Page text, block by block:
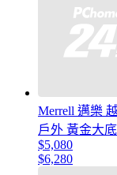
Merrell 邁樂
戶外 黃金大
$5,080
$6,280